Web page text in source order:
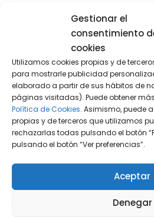
Gestionar el
consentimiento
cookies
Utilizamos cookies propias y de
para mostrarle publicidad
elaborado a partir de sus hábitos de
páginas visitadas). Puede obtener
Política de Cookies. Asimismo, puede
propias y de terceros que utilizamos
rechazarlas todas pulsando el botón
pulsando el botón “Ver preferencias”.
Aceptar
Denegar
Buscador de artículos
DiG ABOGADOS
DiG Abogados es un despacho
multidisciplinar especializado
fiscalidad y mercantil.